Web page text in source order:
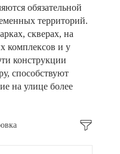
обязательной
территорий.
скверах, на
комплексов и у
конструкции
способствуют
на улице более